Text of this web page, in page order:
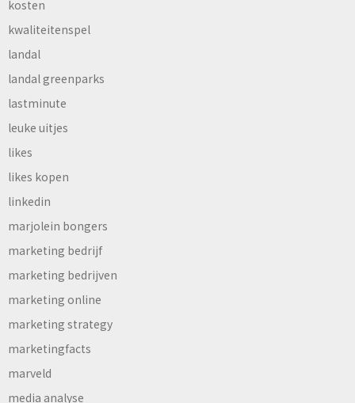
kosten
kwaliteitenspel
landal
landal greenparks
lastminute
leuke uitjes
likes
likes kopen
linkedin
marjolein bongers
marketing bedrijf
marketing bedrijven
marketing online
marketing strategy
marketingfacts
marveld
media analyse